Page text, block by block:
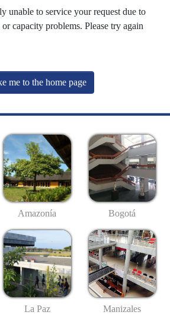
unable to service your request due to
capacity problems. Please try again
me to the home page
Amazonía Bogotá
La Paz Manizales